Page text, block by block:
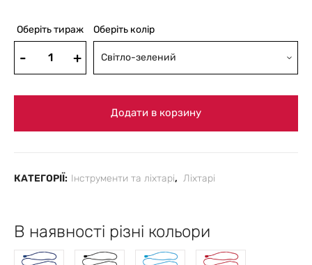
Оберіть тираж Оберіть колір
Світло-зелений
Додати в корзину
КАТЕГОРІЇ: Інструменти та ліхтарі, Ліхтарі
В наявності різні кольори